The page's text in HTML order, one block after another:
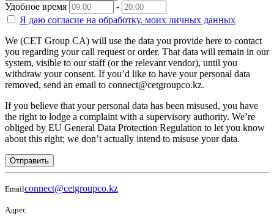
Удобное время
-
Я даю согласие на обработку. моих личных данных
We (CET Group CA) will use the data you provide here to contact
you regarding your call request or order. That data will remain in our
system, visible to our staff (or the relevant vendor), until you
withdraw your consent. If you’d like to have your personal data
removed, send an email to connect@cetgroupco.kz.
If you believe that your personal data has been misused, you have
the right to lodge a complaint with a supervisory authority. We’re
obliged by EU General Data Protection Regulation to let you know
about this right; we don’t actually intend to misuse your data.
Отправить
Emailconnect@cetgroupco.kz
Адрес